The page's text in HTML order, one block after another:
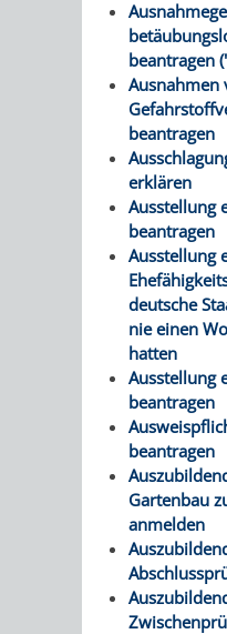
beantragen
Ausnahmen
beantragen
erklären
Ausstellung
beantragen
Ausstellung
deutsche
nie einen
hatten
Ausstellung
beantragen
beantragen
Gartenbau
anmelden